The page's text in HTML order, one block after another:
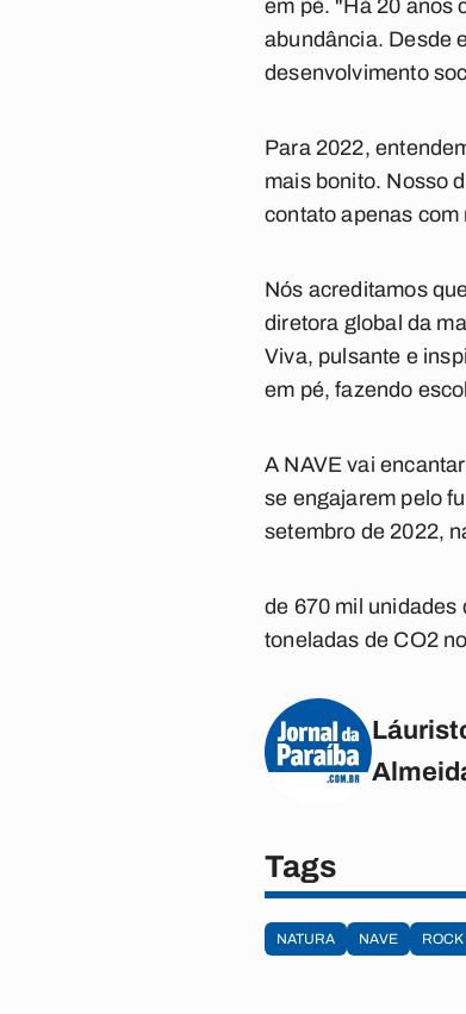
em pé. "Há 20 anos
abundância. Desde
desenvolvimento
Para 2022,
mais bonito. Nosso
contato apenas
Nós acreditamos
diretora global da
Viva, pulsante e
em pé, fazendo
A NAVE vai
se engajarem pelo
setembro de 2022,
de 670 mil unidades
toneladas de CO2
Tags
NATURA NAVE